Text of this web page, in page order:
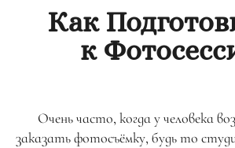
Как
к
Очень часто, когда у человека
заказать фотосъёмку, будь то